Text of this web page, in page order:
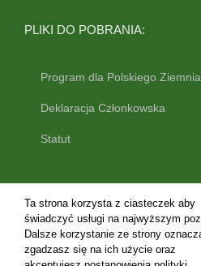
PLIKI DO POBRANIA:
Program dla Polskiego
Deklaracja Członkowska
Statut
Copyright 2019 federacjaziemniaka.pl |
Ta strona korzysta z ciasteczek aby
świadczyć usługi na najwyższym
Dalsze korzystanie ze strony
zgadzasz się na ich użycie oraz